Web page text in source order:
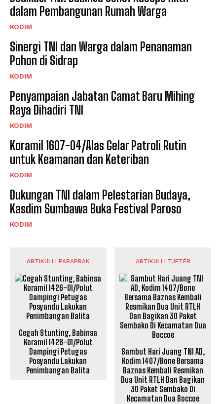
dalam Pembangunan Rumah Warga
KODIM
Sinergi TNI dan Warga dalam Penanaman
Pohon di Sidrap
KODIM
Penyampaian Jabatan Camat Baru Mihing
Raya Dihadiri TNI
KODIM
Koramil 1607-04/Alas Gelar Patroli Rutin
untuk Keamanan dan Keteriban
KODIM
Dukungan TNI dalam Pelestarian Budaya,
Kasdim Sumbawa Buka Festival Paroso
KODIM
ARTIKULLI PARAPRAK
Cegah Stunting, Babinsa
Koramil 1426-01/Polut
Dampingi Petugas
Posyandu Lakukan
Penimbangan Balita
ARTIKULLI TJETËR
Sambut Hari Juang TNI AD,
Kodim 1407/Bone Bersama
Baznas Kembali Resmikan
Dua Unit RTLH Dan Bagikan
30 Paket Sembako Di
Kecamatan Dua Boccoe